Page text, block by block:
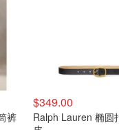
裤
$349.00
Ralph Lauren 椭圆